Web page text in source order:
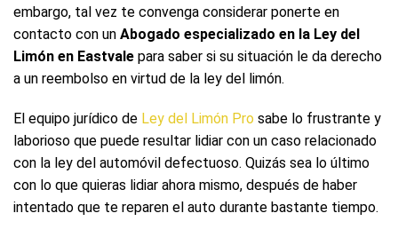
embargo, tal vez te convenga considerar ponerte en
contacto con un Abogado especializado en la Ley del
Limón en Eastvale para saber si su situación le da derecho
a un reembolso en virtud de la ley del limón.
El equipo jurídico de Ley del Limón Pro sabe lo frustrante y
laborioso que puede resultar lidiar con un caso relacionado
con la ley del automóvil defectuoso. Quizás sea lo último
con lo que quieras lidiar ahora mismo, después de haber
intentado que te reparen el auto durante bastante tiempo.